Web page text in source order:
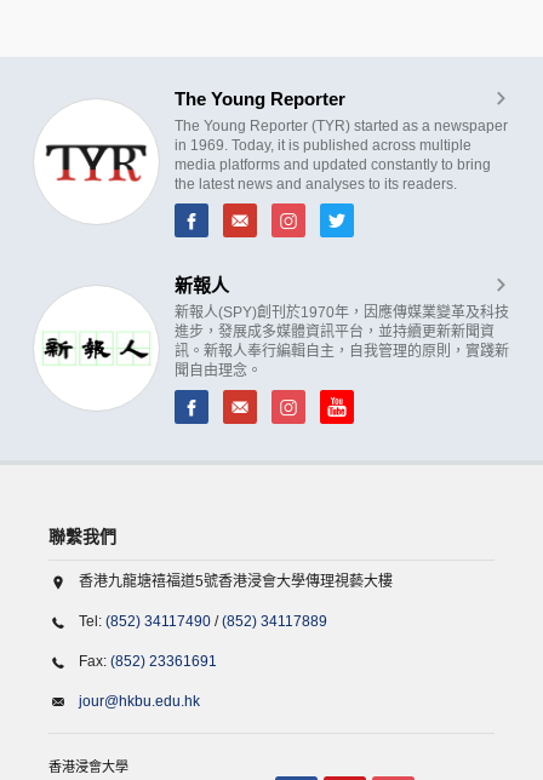
The Young Reporter
The Young Reporter (TYR) started as a newspaper
in 1969. Today, it is published across multiple
media platforms and updated constantly to bring
the latest news and analyses to its readers.
新報人
新報人(SPY)創刊於1970年，因應傳媒業變革及科技
進步，發展成多媒體資訊平台，並持續更新新聞資
訊。新報人奉行編輯自主，自我管理的原則，實踐新
聞自由理念。
聯繫我們
香港九龍塘禧福道5號香港浸會大學傳理視藝大樓
Tel: (852) 34117490 /(852) 34117889
Fax: (852) 23361691
jour@hkbu.edu.hk
香港浸會大學